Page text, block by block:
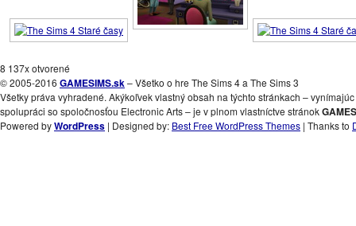
8 137x otvorené
© 2005-2016 GAMESIMS.sk– Všetko o hre The Sims 4 a The Sims 3
Všetky práva vyhradené. Akýkoľvek vlastný obsah na týchto stránkach –
spolupráci so spoločnosťou Electronic Arts – je v plnom vlastníctve stránok
Powered byWordPress | Designed by: Best Free WordPress Themes | Thanks to